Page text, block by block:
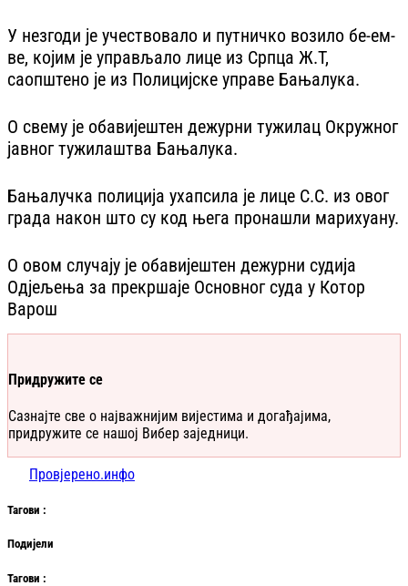
У незгоди је учествовало и путничко возило бе-ем-
ве, којим је управљало лице из Српца Ж.Т,
саопштено је из Полицијске управе Бањалука.
О свему је обавијештен дежурни тужилац Окружног
јавног тужилаштва Бањалука.
Бањалучка полиција ухапсила је лице С.С. из овог
града након што су код њега пронашли марихуану.
О овом случају је обавијештен дежурни судија
Одјељења за прекршаје Основног суда у Котор
Варош
Придружите се
Сазнајте све о најважнијим вијестима и догађајима,
придружите се нашој Вибер заједници.
Провјерено.инфо
Тагови :
Подијели
Тагови :